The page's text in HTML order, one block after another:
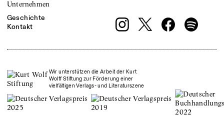
Unternehmen
Geschichte
Kontakt
Wir unterstützen die Arbeit der Kurt
Wolff Stiftung zur Förderung einer
vielfältigen Verlags- und Literaturszene